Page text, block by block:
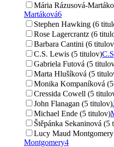
Mária Rázusová-
Martáková6
Stephen Hawking (6
Rose Lagercrantz (6
Barbara Cantini (6
C.S. Lewis (5 titulov)
Gabriela Futová (5
Marta Hlušíková (5
Monika Kompaníková
Cressida Cowell (5
John Flanagan (5 titulov)
Michael Ende (5 titulov)
Štěpánka Sekaninová (5
Lucy Maud
Montgomery4